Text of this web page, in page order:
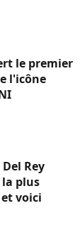
le premier
l'icône
Rey
plus
voici